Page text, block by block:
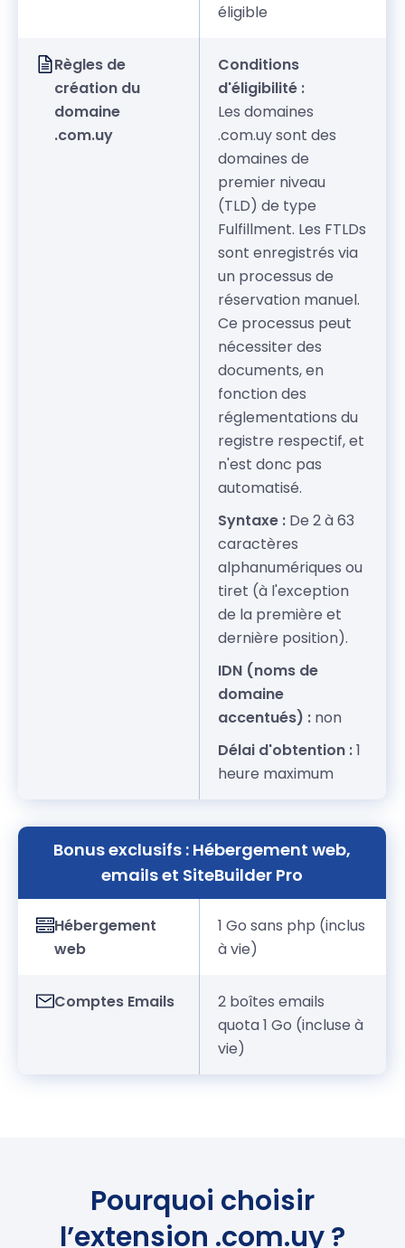
éligible
Règles de
création du
domaine
.com.uy
Conditions
d'éligibilité :
Les domaines
.com.uy sont des
domaines de
premier niveau
(TLD) de type
Fulfillment. Les FTLDs
sont enregistrés via
un processus de
réservation manuel.
Ce processus peut
nécessiter des
documents, en
fonction des
réglementations du
registre respectif, et
n'est donc pas
automatisé.
Syntaxe : De 2 à 63
caractères
alphanumériques ou
tiret (à l'exception
de la première et
dernière position).
IDN (noms de
domaine
accentués) : non
Délai d'obtention :1
heure maximum
Bonus exclusifs : Hébergement web,
emails et SiteBuilder Pro
Hébergement
web
1 Go sans php (inclus
à vie)
Comptes Emails
2 boîtes emails
quota 1 Go (incluse à
vie)
Pourquoi choisir
l’extension .com.uy ?